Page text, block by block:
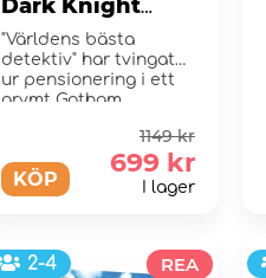
Dark Knight
Returns Board
Game - Deluxe
Edition
"Världens bästa
detektiv" har tvingats
ur pensionering i ett
grymt Gotham
KÖP
1149 kr
699 kr
I lager
2-4 REA